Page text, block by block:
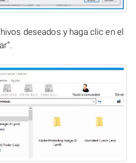
deseados y haga clic en el